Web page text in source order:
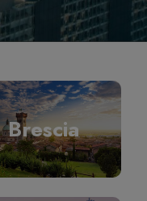
Brescia